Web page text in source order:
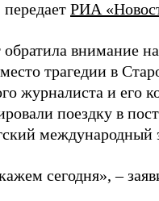
РИА
внимание
трагедии в
журналиста и его
поездку в
сегодня», –